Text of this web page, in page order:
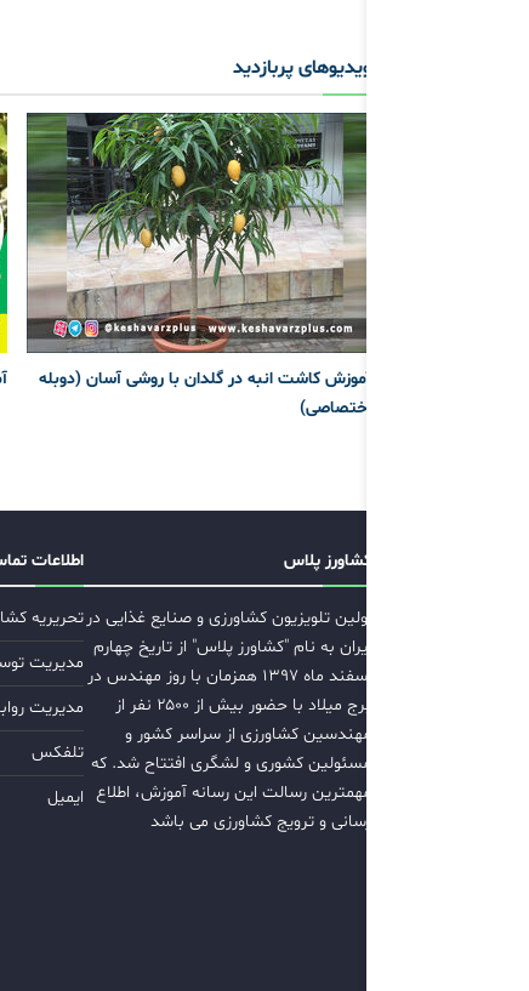
ویدیوهای پربازدید
آموزش کاشت انبه در گلدان با روشی آسان (دوبله
اختصاصی)
کشاورز پلاس
اولین تلویزیون کشاورزی و صنایع غذایی در
ایران به نام "کشاورز پلاس" از تاریخ چهارم
اسفند ماه ۱۳۹۷ همزمان با روز مهندس در
برج میلاد با حضور بیش از ۲۵۰۰ نفر از
مهندسین کشاورزی از سراسر کشور و
مسئولین کشوری و لشگری افتتاح شد. که
مهمترین رسالت این رسانه آموزش، اطلاع
رسانی و ترویج کشاورزی می باشد
اطلاعات
تحریریه
مدیریت
مدیریت
تلفکس
ایمیل